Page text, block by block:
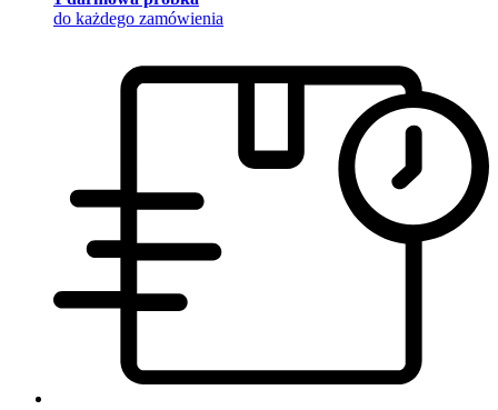
do każdego zamówienia